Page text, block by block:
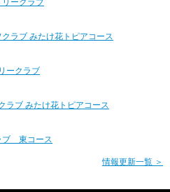
リークラブ
ラブ みたけ花トピアコース
ークラブ
ラブ みたけ花トピアコース
ブ 東コース
情報更新一覧 ＞